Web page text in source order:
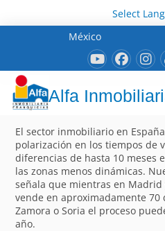
Select
México
Alfa
El sector inmobiliario en
polarización en los tiempos de
diferencias de hasta 10 meses
las zonas menos dinámicas.
señala que mientras en
vende en aproximadamente 70
Zamora o Soria el proceso
año.